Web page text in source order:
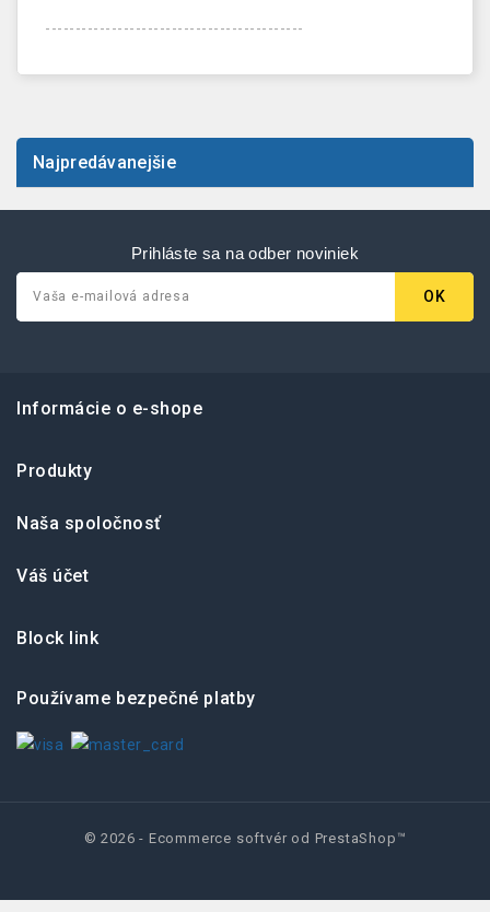
-------------------------------------------
Najpredávanejšie
Prihláste sa na odber noviniek
Informácie o e-shope
Produkty
Naša spoločnosť
Váš účet
Block link
Používame bezpečné platby
© 2026 - Ecommerce softvér od PrestaShop™